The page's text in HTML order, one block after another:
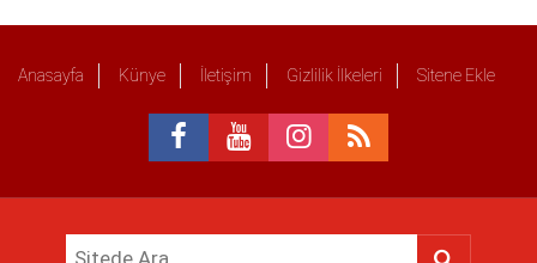
Anasayfa Künye İletişim Gizlilik İlkeleri Sitene Ekle